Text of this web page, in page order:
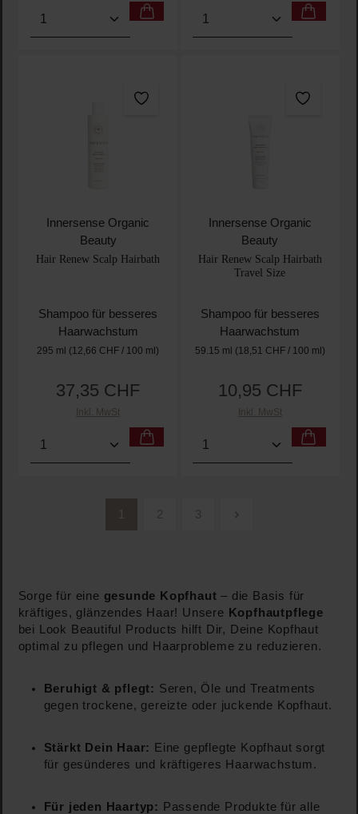
Produkt Anzahl: Gib den gewünschten Wert ein
Produkt Anzahl: Gib
Innersense Organic
Beauty
Hair Renew Scalp Hairbath
Shampoo für besseres
Haarwachstum
295 ml (12,66 CHF / 100 ml)
Regulärer Preis:
37,35 CHF
Inkl. MwSt
Produkt Anzahl: Gib den gewünschten Wert ein
Innersense Organic
Beauty
Hair Renew Scalp Hairbath
Travel Size
Shampoo für besseres
Haarwachstum
59.15 ml (18,51 CHF / 100 ml)
Regulärer Preis:
10,95 CHF
Inkl. MwSt
Produkt Anzahl: Gib
Seite
1
Seite
2
Seite
3
Sorge für eine gesunde Kopfhaut – die Basis für
kräftiges, glänzendes Haar! Unsere Kopfhautpflege
bei Look Beautiful Products hilft Dir, Deine Kopfhaut
optimal zu pflegen und Haarprobleme zu reduzieren.
Beruhigt & pflegt: Seren, Öle und Treatments
gegen trockene, gereizte oder juckende Kopfhaut.
Stärkt Dein Haar:
Eine gepflegte Kopfhaut sorgt
für gesünderes und kräftigeres Haarwachstum.
Für jeden Haartyp:
Passende Produkte für alle